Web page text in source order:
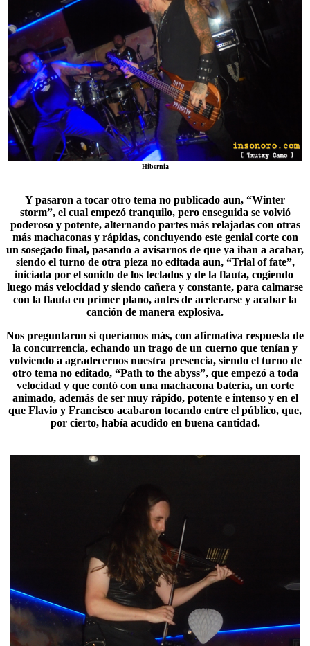
Hibernia
Y pasaron a tocar otro tema no publicado aun, “Winter
storm”, el cual empezó tranquilo, pero enseguida se volvió
poderoso y potente, alternando partes más relajadas con otras
más machaconas y rápidas, concluyendo este genial corte con
un sosegado final, pasando a avisarnos de que ya iban a acabar,
siendo el turno de otra pieza no editada aun, “Trial of fate”,
iniciada por el sonido de los teclados y de la flauta, cogiendo
luego más velocidad y siendo cañera y constante, para calmarse
con la flauta en primer plano, antes de acelerarse y acabar la
canción de manera explosiva.
Nos preguntaron si queríamos más, con afirmativa respuesta de
la concurrencia, echando un trago de un cuerno que tenían y
volviendo a agradecernos nuestra presencia, siendo el turno de
otro tema no editado, “Path to the abyss”, que empezó a toda
velocidad y que contó con una machacona batería, un corte
animado, además de ser muy rápido, potente e intenso y en el
que Flavio y Francisco acabaron tocando entre el público, que,
por cierto, había acudido en buena cantidad.